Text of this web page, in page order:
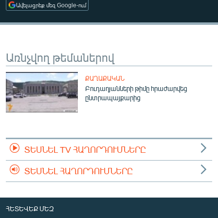
ՄԻՋԱԶԳԱՅԻՆ
ՄՇԱԿՈՒՅԹ
ՄԵԿՆԱԲԱՆՈՒԹՅՈՒՆ
ՏՏ ԵՒ ԻՆՏԵՐՆԵՏ
ԿՈՐՈՆԱՎԻՐՈՒՍ
ԱՐԽԻՎ
ԲԱՆԱՎԵՃ
ՁԳՏԵԼՈՎ ԼԱՎԱԳՈՒՅՆԻՆ
ՓՈԴՔԱՍԹ
Հայերեն
Ավելացրեք մեզ Google-ում
Առնչվող թեմաներով
ՔԱՂԱՔԱԿԱՆ
Բուդաղյանների թիմը հրաժարվեց
ընտրապայքարից
ՏԵՍՆԵԼ TV ՀԱՂՈՐԴՈՒՄՆԵՐԸ
ՏԵՍՆԵԼ ՀԱՂՈՐԴՈՒՄՆԵՐԸ
ՀԵՏԵՎԵՔ ՄԵԶ